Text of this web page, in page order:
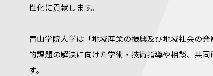
性化に貢献します。
青山学院大学は「地域産業の振興及び地域社会の
的課題の解決に向けた学術・技術指導や相談、共
す。